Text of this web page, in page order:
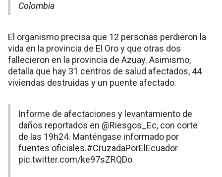
Colombia
El organismo precisa que 12 personas perdieron la
vida en la provincia de El Oro y que otras dos
fallecieron en la provincia de Azuay. Asimismo,
detalla que hay 31 centros de salud afectados, 44
viviendas destruidas y un puente afectado.
Informe de afectaciones y levantamiento de
daños reportados en @Riesgos_Ec, con corte
de las 19h24. Manténgase informado por
fuentes oficiales.#CruzadaPorElEcuador
pic.twitter.com/ke97sZRQDo